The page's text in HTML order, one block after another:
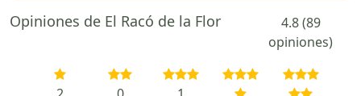
Opiniones de El Racó de la Flor
4.8 (89
opiniones)